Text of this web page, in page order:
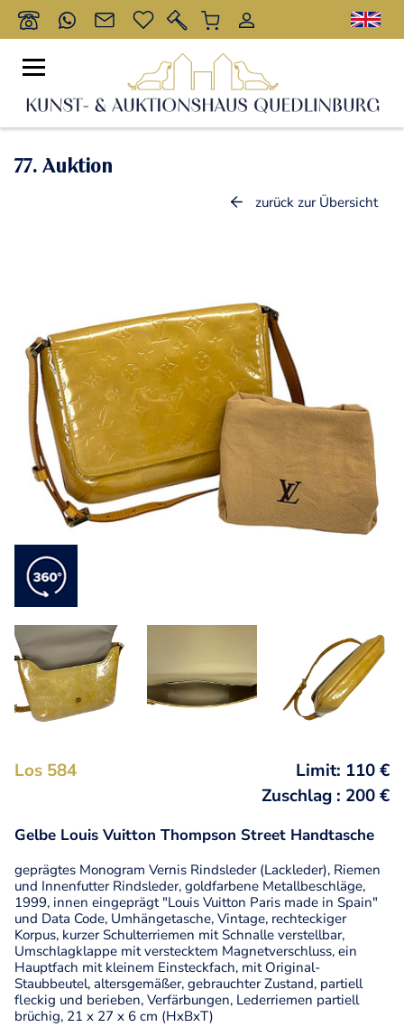
77. Auktion
zurück zur Übersicht
Los 584
Limit: 110 €
Zuschlag : 200 €
Gelbe Louis Vuitton Thompson Street Handtasche
geprägtes Monogram Vernis Rindsleder (Lackleder), Riemen
und Innenfutter Rindsleder, goldfarbene Metallbeschläge,
1999, innen eingeprägt "Louis Vuitton Paris made in Spain"
und Data Code, Umhängetasche, Vintage, rechteckiger
Korpus, kurzer Schulterriemen mit Schnalle verstellbar,
Umschlagklappe mit verstecktem Magnetverschluss, ein
Hauptfach mit kleinem Einsteckfach, mit Original-
Staubbeutel, altersgemäßer, gebrauchter Zustand, partiell
fleckig und berieben, Verfärbungen, Lederriemen partiell
brüchig, 21 x 27 x 6 cm (HxBxT)